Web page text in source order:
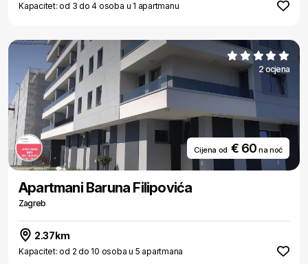
Kapacitet: od 3 do 4 osoba u 1 apartmanu
2 ocjena
Cijena od € 60na noć
Apartmani Baruna Filipovića
Zagreb
2.37km
Kapacitet: od 2 do 10 osoba u 5 apartmana